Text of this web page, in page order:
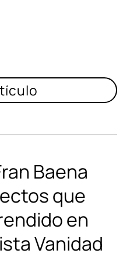
Baena
que
en
Vanidad